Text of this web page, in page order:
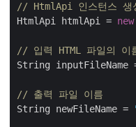
// HtmlApi 인스턴스 생
HtmlApi htmlApi = new
// 입력 HTML 파일의 이
String inputFileName
// 출력 파일 이름
String newFileName =